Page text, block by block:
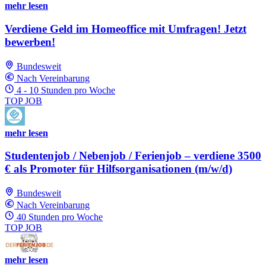
mehr lesen
Verdiene Geld im Homeoffice mit Umfragen! Jetzt
bewerben!
Bundesweit
Nach Vereinbarung
4 - 10 Stunden pro Woche
TOP JOB
mehr lesen
Studentenjob / Nebenjob / Ferienjob – verdiene 3500
€ als Promoter für Hilfsorganisationen (m/w/d)
Bundesweit
Nach Vereinbarung
40 Stunden pro Woche
TOP JOB
mehr lesen